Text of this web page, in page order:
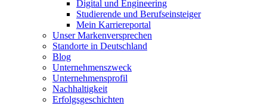
Digital und Engineering
Studierende und Berufseinsteiger
Mein Karriereportal
Unser Markenversprechen
Standorte in Deutschland
Blog
Unternehmenszweck
Unternehmensprofil
Nachhaltigkeit
Erfolgsgeschichten